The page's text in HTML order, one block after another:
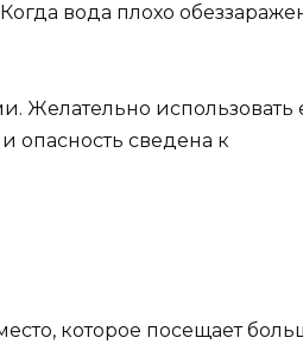
вода плохо
Желательно использовать
опасность сведена к
которое посещает